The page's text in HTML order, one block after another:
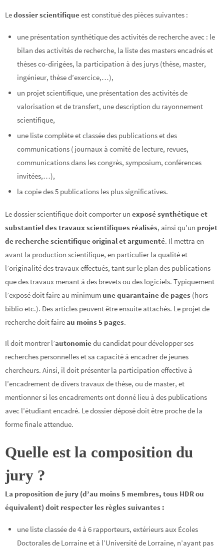
Ledossier scientifiqueest constitué des pièces suivantes :
une présentation synthétique des activités de recherche avec : le
bilan des activités de recherche, la liste des masters encadrés et
thèses co-dirigées, la participation à des jurys (thèse, master,
ingénieur, thèse d’exercice,…),
un projet scientifique, une présentation des activités de
valorisation et de transfert, une description du rayonnement
scientifique,
une liste complète et classée des publications et des
communications (journaux à comité de lecture, revues,
communications dans les congrès, symposium, conférences
invitées,…),
la copie des 5 publications les plus significatives.
Le dossier scientifique doit comporter un exposé synthétique et
substantiel des travaux scientifiques réalisés, ainsi qu’un projet
de recherche scientifique original et argumenté. Il mettra en
avant la production scientifique, en particulier la qualité et
l’originalité des travaux effectués, tant sur le plan des publications
que des travaux menant à des brevets ou des logiciels. Typiquement
l’exposé doit faire au minimum une quarantaine de pages (hors
biblio etc.). Des articles peuvent être ensuite attachés. Le projet de
recherche doit faireau moins 5 pages.
Il doit montrer l’autonomiedu candidat pour développer ses
recherches personnelles et sa capacité à encadrer de jeunes
chercheurs. Ainsi, il doit présenter la participation effective à
l’encadrement de divers travaux de thèse, ou de master, et
mentionner si les encadrements ont donné lieu à des publications
avec l’étudiant encadré. Le dossier déposé doit être proche de la
forme finale attendue.
Quelle est la composition du
jury ?
La proposition de jury (d’au moins 5 membres, tous HDR ou
équivalent) doit respecter les règles suivantes :
une liste classée de 4 à 6 rapporteurs, extérieurs aux Écoles
Doctorales de Lorraine et à l’Université de Lorraine, n’ayant pas